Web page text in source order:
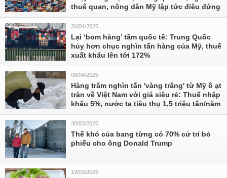
thuế quan, nông dân Mỹ lập tức điêu đứng
26/04/2025
Lại ‘bom hàng’ tầm quốc tế: Trung Quốc
hủy hơn chục nghìn tấn hàng của Mỹ, thuế
xuất khẩu lên tới 172%
08/04/2025
Hàng trăm nghìn tấn 'vàng trắng' từ Mỹ ồ ạt
tràn về Việt Nam với giá siêu rẻ: Thuế nhập
khẩu 5%, nước ta tiêu thụ 1,5 triệu tấn/năm
30/03/2025
Thế khó của bang từng có 70% cử tri bỏ
phiếu cho ông Donald Trump
19/03/2025